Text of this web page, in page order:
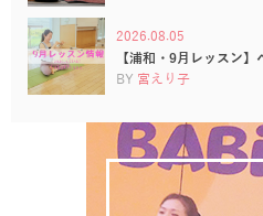
2026.08.05
【浦和・9月レッスン
BY 宮えり子